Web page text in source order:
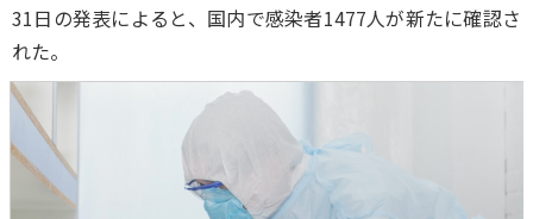
31日の発表によると、国内で感染者1477人が新たに確認さ
れた。